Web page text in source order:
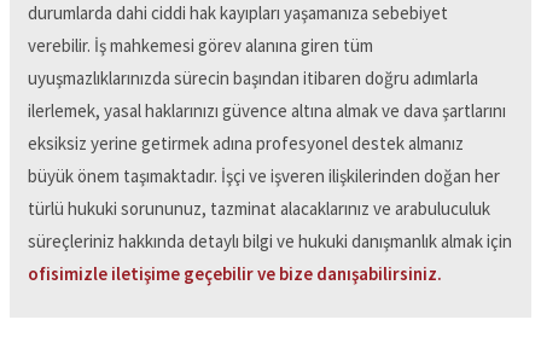
durumlarda dahi ciddi hak kayıpları yaşamanıza sebebiyet
verebilir. İş mahkemesi görev alanına giren tüm
uyuşmazlıklarınızda sürecin başından itibaren doğru adımlarla
ilerlemek, yasal haklarınızı güvence altına almak ve dava şartlarını
eksiksiz yerine getirmek adına profesyonel destek almanız
büyük önem taşımaktadır. İşçi ve işveren ilişkilerinden doğan her
türlü hukuki sorununuz, tazminat alacaklarınız ve arabuluculuk
süreçleriniz hakkında detaylı bilgi ve hukuki danışmanlık almak için
ofisimizle iletişime geçebilir ve bize danışabilirsiniz.